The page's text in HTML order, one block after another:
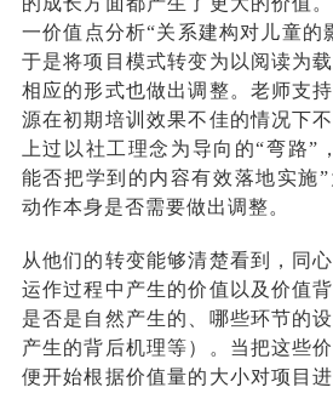
一价值点分析“关系建构对儿童的
于是将项目模式转变为以阅读为
相应的形式也做出调整。老师支
源在初期培训效果不佳的情况下
上过以社工理念为导向的“弯路”
能否把学到的内容有效落地实施
动作本身是否需要做出调整。
从他们的转变能够清楚看到，同
运作过程中产生的价值以及价值
是否是自然产生的、哪些环节的
产生的背后机理等）。当把这些
便开始根据价值量的大小对项目